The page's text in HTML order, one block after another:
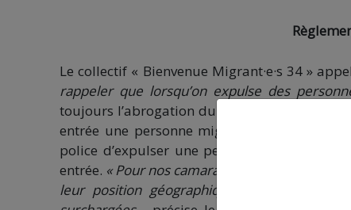
Le collectif « Bienvenue Migrant·e·s 34 »
rappeler que lorsqu’on expulse des
toujours l’abrogation du
entrée une personne migrante à traiter
police d’expulser une personne migrante
entrée. « Pour nos camarades demandeurs
leur position géographique en font les